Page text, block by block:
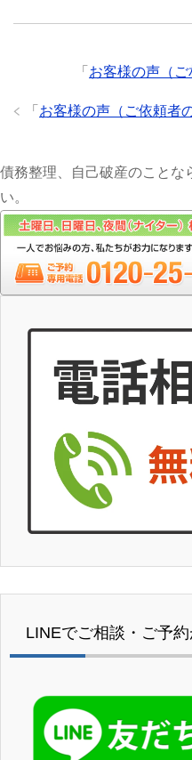
「 お客様の声（ご
「 お客様の声（ご依頼者
債務整理、自己破産のことな
い。
LINEでご相談・ご予約